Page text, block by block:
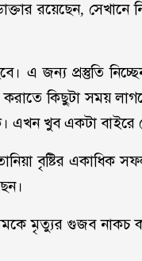
রয়েছেন,
এ জন্য প্রস্তুতি
করাতে কিছুটা সময়
এখন খুব একটা বাইরে
বৃষ্টির একাধিক
মৃত্যুর গুজব নাকচ